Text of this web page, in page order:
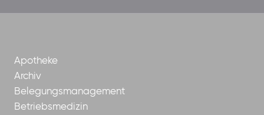
Apotheke
Archiv
Belegungsmanagement
Betriebsmedizin